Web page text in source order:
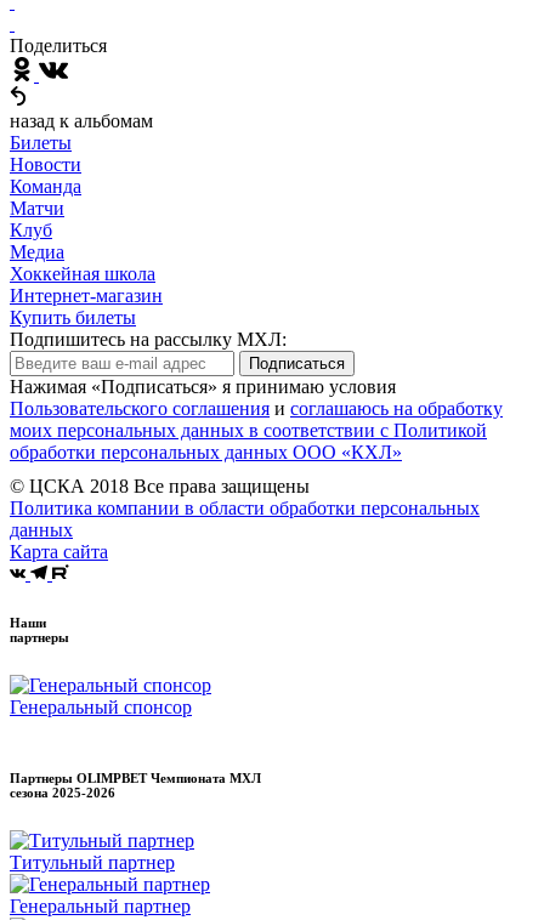
Поделиться
назад к альбомам
Билеты
Новости
Команда
Матчи
Клуб
Медиа
Хоккейная школа
Интернет-магазин
Купить билеты
Подпишитесь на рассылку МХЛ:
Подписаться
Нажимая «Подписаться» я принимаю условия
Пользовательского соглашения и соглашаюсь на обработку
моих персональных данных в соответствии с Политикой
обработки персональных данных ООО «КХЛ»
© ЦСКА 2018 Все права защищены
Политика компании в области обработки персональных
данных
Карта сайта
Наши
партнеры
Генеральный спонсор
Партнеры OLIMPBET Чемпионата МХЛ
сезона 2025-2026
Титульный партнер
Генеральный партнер